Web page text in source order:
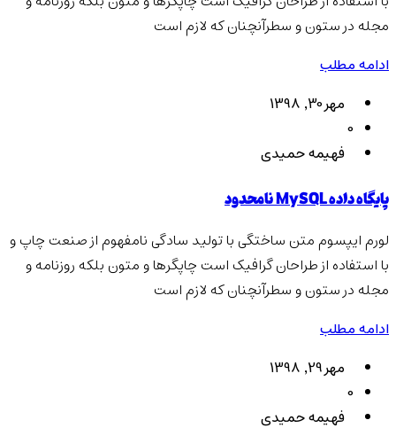
مجله در ستون و سطرآنچنان که لازم است
ادامه مطلب
مهر 30, 1398
0
فهیمه حمیدی
پایگاه داده MySQL نامحدود
لورم ایپسوم متن ساختگی با تولید سادگی نامفهوم از صنعت چاپ و
با استفاده از طراحان گرافیک است چاپگرها و متون بلکه روزنامه و
مجله در ستون و سطرآنچنان که لازم است
ادامه مطلب
مهر 29, 1398
0
فهیمه حمیدی